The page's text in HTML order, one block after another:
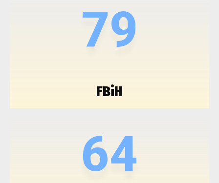
79
FBiH
64